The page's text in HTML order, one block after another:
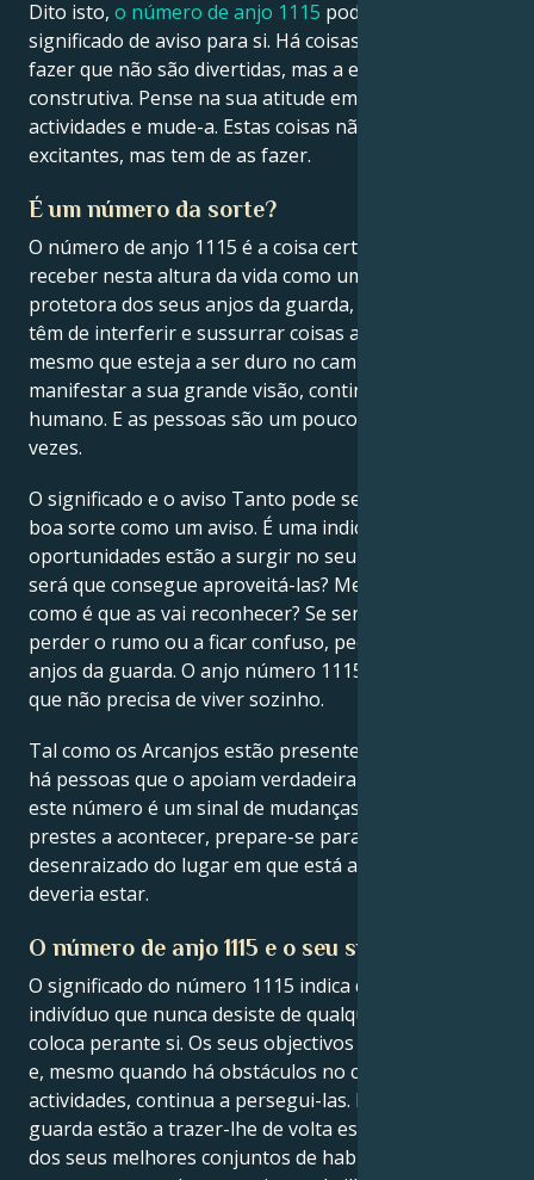
Dito isto, o número de anjo 1115 pode ter um
significado de aviso para si. Há coisas que tem de
fazer que não são divertidas, mas a experiência é
construtiva. Pense na sua atitude em relação a estas
actividades e mude-a. Estas coisas não são
excitantes, mas tem de as fazer.
É um número da sorte?
O número de anjo 1115 é a coisa certa que precisa de
receber nesta altura da vida como uma mensagem
protetora dos seus anjos da guarda, que sentem que
têm de interferir e sussurrar coisas ao seu ouvido. E
mesmo que esteja a ser duro no caminho para
manifestar a sua grande visão, continua a ser
humano. E as pessoas são um pouco confusas às
vezes.
O significado e o aviso Tanto pode ser um sinal de
boa sorte como um aviso. É uma indicação de que as
oportunidades estão a surgir no seu caminho, mas
será que consegue aproveitá-las? Melhor ainda,
como é que as vai reconhecer? Se sentir que está a
perder o rumo ou a ficar confuso, peça ajuda aos
anjos da guarda. O anjo número 1115 é a prova de
que não precisa de viver sozinho.
Tal como os Arcanjos estão presentes na sua vida,
há pessoas que o apoiam verdadeiramente. Como
este número é um sinal de mudanças que estão
prestes a acontecer, prepare-se para ser
desenraizado do lugar em que está agora para onde
deveria estar.
O número de anjo 1115 e o seu significado
O significado do número 1115 indica que é um
indivíduo que nunca desiste de qualquer missão que
coloca perante si. Os seus objectivos levam-no a agir
e, mesmo quando há obstáculos no caminho dessas
actividades, continua a persegui-las. E os anjos da
guarda estão a trazer-lhe de volta esse desafio. É um
dos seus melhores conjuntos de habilidades para